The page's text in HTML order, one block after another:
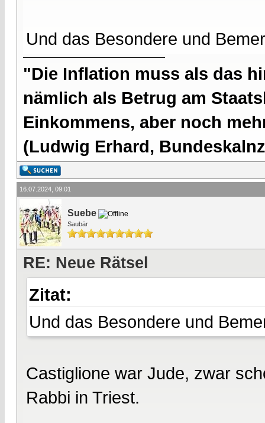
Und das Besondere und
"Die Inflation muss als das
nämlich als Betrug am
Einkommens, aber noch
(Ludwig Erhard,
16.07.2024, 09:01
Suebe
Saubär
RE: Neue Rätsel
Zitat:
Und das Besondere und
Castiglione war Jude, zwar
Rabbi in Triest.